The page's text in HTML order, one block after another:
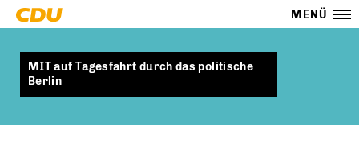
MENÜ
MIT auf Tagesfahrt durch das politische
Berlin